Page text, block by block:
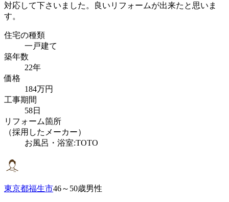
対応して下さいました。良いリフォームが出来たと思いま
す。
住宅の種類
一戸建て
築年数
22年
価格
184万円
工事期間
58日
リフォーム箇所
（採用したメーカー）
お風呂・浴室:TOTO
東京都福生市46～50歳男性